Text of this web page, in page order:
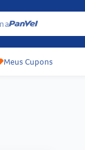
Meus Cupons